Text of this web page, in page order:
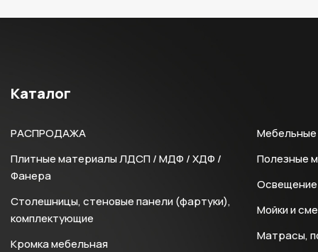
Каталог
РАСПРОДАЖА
Плитные материалы ЛДСП / МДФ / ХДФ /
Фанера
Столешницы, стеновые панели (фартуки),
комплектующие
Кромка мебельная
Мебельные
Полезные
Освещение
Мойки и
Матрасы,